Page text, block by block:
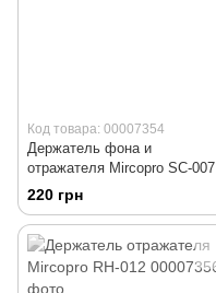
Код товара: 00007354
Держатель фона и
отражателя Mircopro SC-007
220 грн